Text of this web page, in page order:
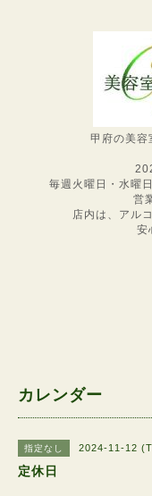
甲府の美容
毎週火曜日・水曜
営
店内は、アル
安
カレンダー
指定なし 2024-11-12
定休日